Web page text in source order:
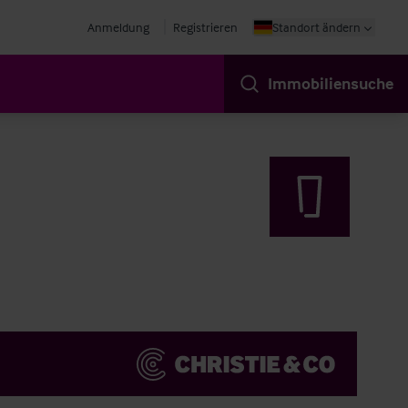
Anmeldung Registrieren Standort ändern
Immobiliensuche